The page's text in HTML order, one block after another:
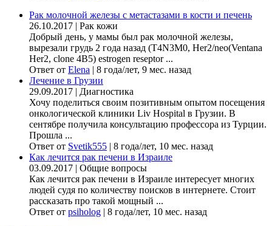
Рак молочной железы с метастазами в кости и печень
26.10.2017 | Рак кожи
Добрый день, у мамы был рак молочной железы,
вырезали грудь 2 года назад (Т4N3M0, Her2/neo(Ventana
Her2, clone 4B5) estrogen reseptor ...
Ответ от Elena | 8 года/лет, 9 мес. назад
Лечение в Грузии
29.09.2017 | Диагностика
Хочу поделиться своим позитивным опытом посещения
онкологической клиники Liv Hospital в Грузии. В
сентябре получила консультацию профессора из Турции.
Прошла ...
Ответ от Svetik555 | 8 года/лет, 10 мес. назад
Как лечится рак печени в Израиле
03.09.2017 | Общие вопросы
Как лечится рак печени в Израиле интересует многих
людей судя по количеству поисков в интернете. Стоит
рассказать про такой мощный ...
Ответ от psiholog | 8 года/лет, 10 мес. назад